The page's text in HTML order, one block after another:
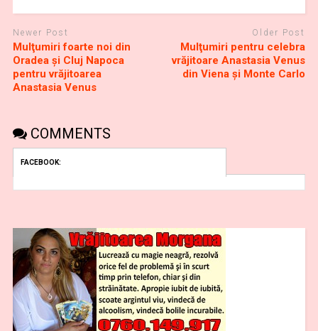
Newer Post
Mulţumiri foarte noi din
Oradea și Cluj Napoca
pentru vrăjitoarea
Anastasia Venus
Older Post
Mulţumiri pentru celebra
vrăjitoare Anastasia Venus
din Viena și Monte Carlo
COMMENTS
FACEBOOK: